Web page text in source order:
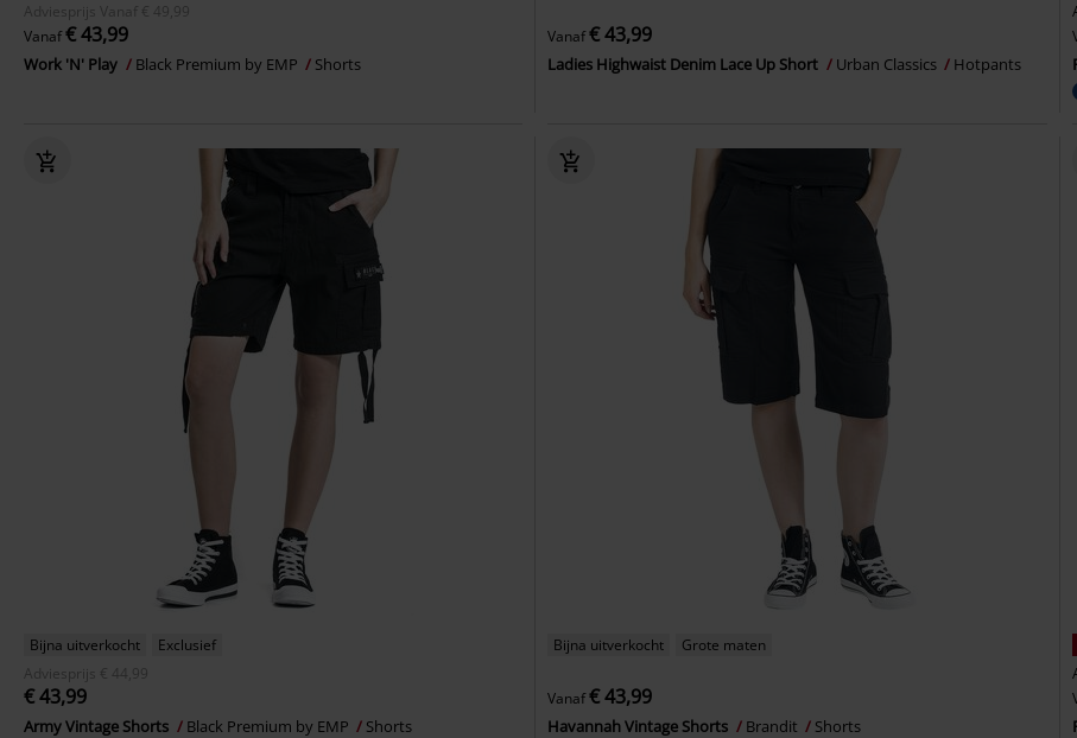
Adviesprijs
Vanaf € 49,99
Vanaf€ 43,99
Work 'N' Play Black Premium by EMP Shorts
Vanaf€ 43,99
Ladies Highwaist Denim Lace Up Short Urban Classics Hotpants
Bijna uitverkocht
Exclusief
Adviesprijs
€ 44,99
€ 43,99
Army Vintage Shorts Black Premium by EMP Shorts
Bijna uitverkocht Grote maten
Vanaf€ 43,99
Havannah Vintage Shorts Brandit Shorts